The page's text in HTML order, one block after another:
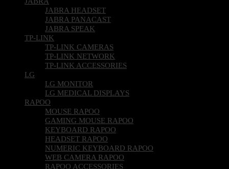
JABRA HEADSET
JABRA PANACAST
JABRA SPEAK
TP-LINK
TP-LINK CAMERAS
TP-LINK NETWORK
TP-LINK ACCESSORIES
LG
LG MONITOR
LG MEDICAL DISPLAYS
RAPOO
MOUSE RAPOO
GAMING MOUSE RAPOO
KEYBOARD RAPOO
HEADSET RAPOO
NUMERIC KEYBOARD RAPOO
WEB CAMERA RAPOO
RAPOO ACCESSORIES